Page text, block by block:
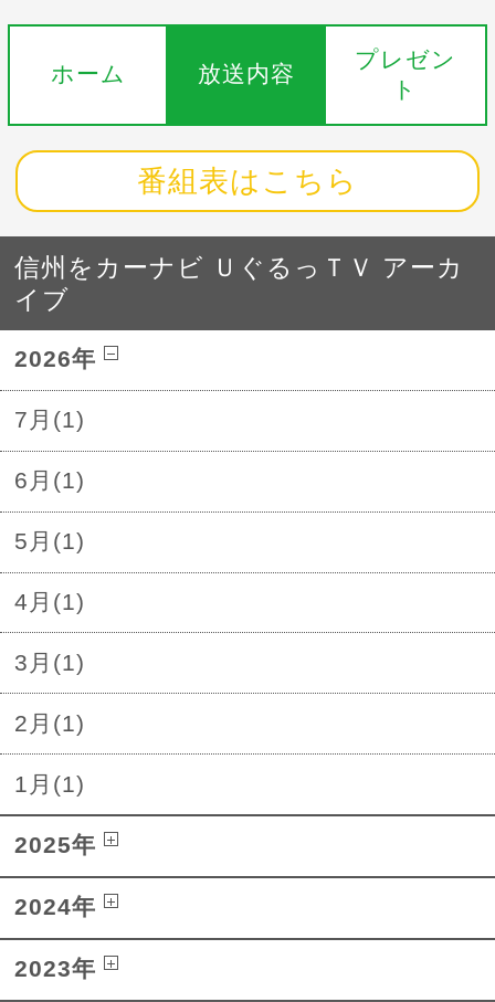
ホーム 放送内容
プレゼン
ト
番組表はこちら
信州をカーナビ ＵぐるっＴＶ アーカ
イブ
2026年
7月(1)
6月(1)
5月(1)
4月(1)
3月(1)
2月(1)
1月(1)
2025年
2024年
2023年